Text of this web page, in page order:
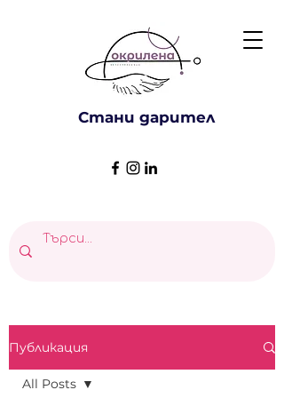
Стани дарител
Публикация
All Posts